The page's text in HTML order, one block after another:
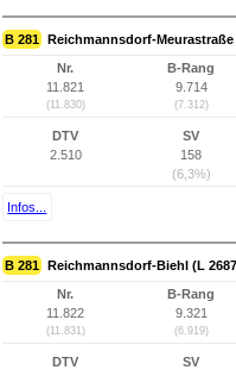
B 281 Reichmannsdorf-
Nr.
11.821
(11.830)
B-Rang
9.714
(7.312)
DTV
2.510
SV
158
(6,3%)
Infos...
B 281 Reichmannsdorf-Biehl (L
Nr.
11.822
(11.831)
B-Rang
9.321
(6.919)
DTV
SV